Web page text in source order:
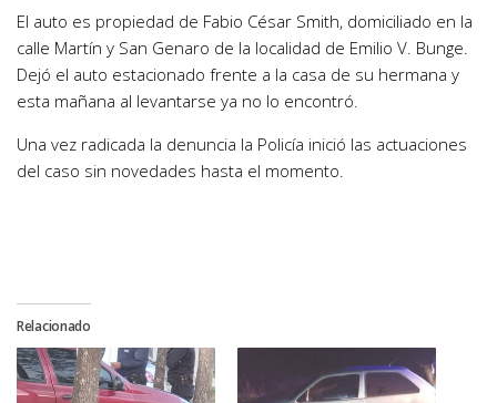
El auto es propiedad de Fabio César Smith, domiciliado en la
calle Martín y San Genaro de la localidad de Emilio V. Bunge.
Dejó el auto estacionado frente a la casa de su hermana y
esta mañana al levantarse ya no lo encontró.
Una vez radicada la denuncia la Policía inició las actuaciones
del caso sin novedades hasta el momento.
Relacionado